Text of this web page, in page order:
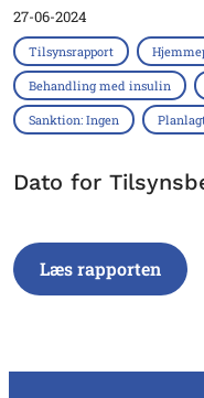
27-06-2024
Tilsynsrapport
Behandling med insulin
Sanktion: Ingen
Dato for
Læs rapporten